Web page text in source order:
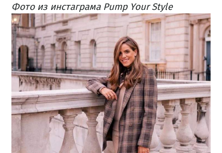
Фото из инстаграма Pump Your Style